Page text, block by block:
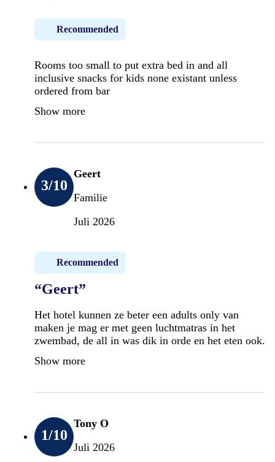
Recommended
Rooms too small to put extra bed in and all
inclusive snacks for kids none existant unless
ordered from bar
Show more
3/10
Geert
Familie
Juli 2026
Recommended
“Geert”
Het hotel kunnen ze beter een adults only van
maken je mag er met geen luchtmatras in het
zwembad, de all in was dik in orde en het eten ook.
Show more
1/10
Tony O
Juli 2026